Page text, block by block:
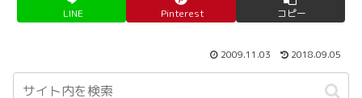
LINE Pinterest コピー
2009.11.03 2018.09.05